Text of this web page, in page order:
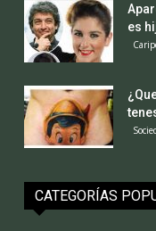
es
CATEGORÍAS